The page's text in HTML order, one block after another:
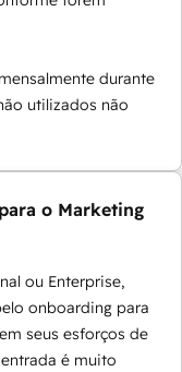
durante
utilizados não
o Marketing
ou Enterprise,
onboarding para
seus esforços de
é muito